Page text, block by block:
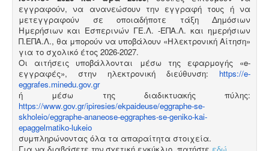
εγγραφούν, να ανανεώσουν την εγγραφή τους ή να
μετεγγραφούν σε οποιαδήποτε τάξη Δημόσιων
Ημερήσιων και Εσπερινών ΓΕ.Λ. -ΕΠΑ.Λ. και ημερήσιων
Π.ΕΠΑ.Λ., θα μπορούν να υποβάλουν «Ηλεκτρονική Αίτηση»
για το σχολικό έτος 2026-2027.
Οι αιτήσεις υποβάλλονται μέσω της εφαρμογής «e-
εγγραφές», στην ηλεκτρονική διεύθυνση: https://e-
eggrafes.minedu.gov.gr
ή μέσω της διαδικτυακής πύλης:
https://www.gov.gr/ipiresies/ekpaideuse/eggraphe-se-
skholeio/eggraphe-ananeose-eggraphes-se-geniko-kai-
epaggelmatiko-lukeio
συμπληρώνοντας όλα τα απαραίτητα στοιχεία.